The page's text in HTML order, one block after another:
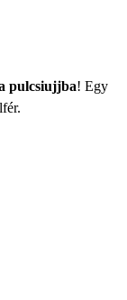
pulcsiujjba! Egy